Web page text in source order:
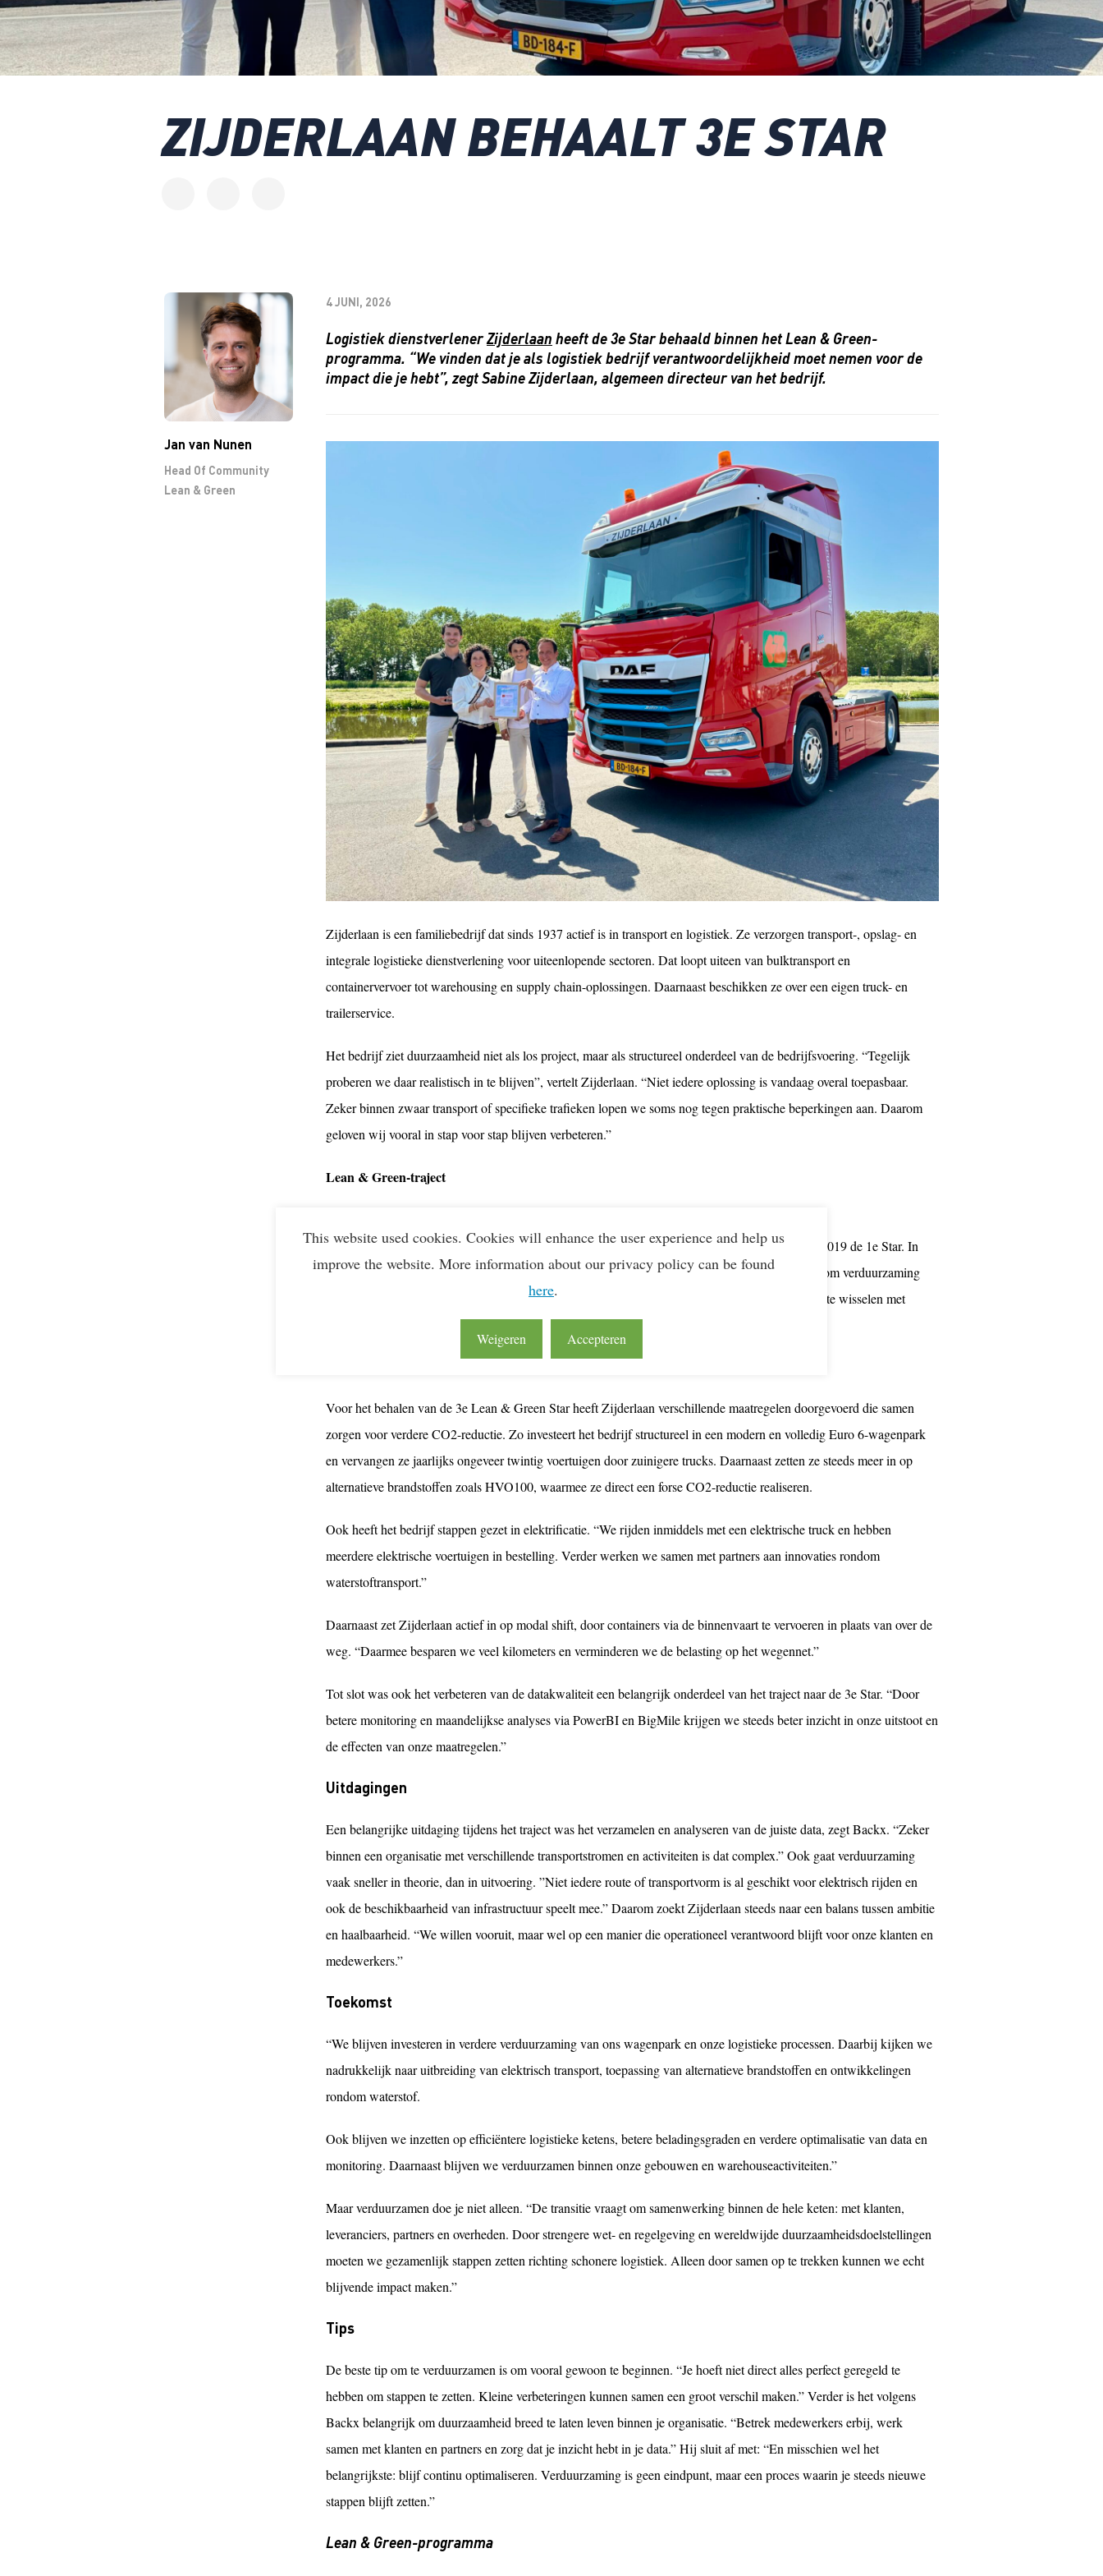
ZIJDERLAAN BEHAALT 3E STAR
Jan van Nunen
Head Of Community
Lean & Green
4 JUNI, 2026
Logistiek dienstverlenerZijderlaan heeft de 3e Star behaald binnen het Lean & Green-
programma. “We vinden dat je als logistiek bedrijf verantwoordelijkheid moet nemen voor de
impact die je hebt”, zegt Sabine Zijderlaan, algemeen directeur van het bedrijf.
Zijderlaan is een familiebedrijf dat sinds 1937 actief is in transport en logistiek. Ze verzorgen transport-, opslag- en
integrale logistieke dienstverlening voor uiteenlopende sectoren. Dat loopt uiteen van bulktransport en
containervervoer tot warehousing en supply chain-oplossingen. Daarnaast beschikken ze over een eigen truck- en
trailerservice.
Het bedrijf ziet duurzaamheid niet als los project, maar als structureel onderdeel van de bedrijfsvoering. “Tegelijk
proberen we daar realistisch in te blijven”, vertelt Zijderlaan. “Niet iedere oplossing is vandaag overal toepasbaar.
Zeker binnen zwaar transport of specifieke trafieken lopen we soms nog tegen praktische beperkingen aan. Daarom
geloven wij vooral in stap voor stap blijven verbeteren.”
Lean & Green-traject
duurzaamheidsadviseur. Zijderlaan is al sinds 2012 betrokken bij Lean & Green en behaalde in 2019 de 1e Star. In
2022 werd de 2e Star behaald en op 17 april 2026 officieel de 3e Star. “Lean & Green helpt ons om verduurzaming
concreet en meetbaar te maken. Daarnaast vinden we het waardevol om kennis en ervaringen uit te wisselen met
andere bedrijven binnen de sector.”
Voor het behalen van de 3e Lean & Green Star heeft Zijderlaan verschillende maatregelen doorgevoerd die samen
zorgen voor verdere CO2-reductie. Zo investeert het bedrijf structureel in een modern en volledig Euro 6-wagenpark
en vervangen ze jaarlijks ongeveer twintig voertuigen door zuinigere trucks. Daarnaast zetten ze steeds meer in op
alternatieve brandstoffen zoals HVO100, waarmee ze direct een forse CO2-reductie realiseren.
Ook heeft het bedrijf stappen gezet in elektrificatie. “We rijden inmiddels met een elektrische truck en hebben
meerdere elektrische voertuigen in bestelling. Verder werken we samen met partners aan innovaties rondom
waterstoftransport.”
Daarnaast zet Zijderlaan actief in op modal shift, door containers via de binnenvaart te vervoeren in plaats van over de
weg. “Daarmee besparen we veel kilometers en verminderen we de belasting op het wegennet.”
Tot slot was ook het verbeteren van de datakwaliteit een belangrijk onderdeel van het traject naar de 3e Star. “Door
betere monitoring en maandelijkse analyses via PowerBI en BigMile krijgen we steeds beter inzicht in onze uitstoot en
de effecten van onze maatregelen.”
Uitdagingen
Een belangrijke uitdaging tijdens het traject was het verzamelen en analyseren van de juiste data, zegt Backx. “Zeker
binnen een organisatie met verschillende transportstromen en activiteiten is dat complex.” Ook gaat verduurzaming
vaak sneller in theorie, dan in uitvoering. ”Niet iedere route of transportvorm is al geschikt voor elektrisch rijden en
ook de beschikbaarheid van infrastructuur speelt mee.” Daarom zoekt Zijderlaan steeds naar een balans tussen ambitie
en haalbaarheid. “We willen vooruit, maar wel op een manier die operationeel verantwoord blijft voor onze klanten en
medewerkers.”
Toekomst
“We blijven investeren in verdere verduurzaming van ons wagenpark en onze logistieke processen. Daarbij kijken we
nadrukkelijk naar uitbreiding van elektrisch transport, toepassing van alternatieve brandstoffen en ontwikkelingen
rondom waterstof.
Ook blijven we inzetten op efficiëntere logistieke ketens, betere beladingsgraden en verdere optimalisatie van data en
monitoring. Daarnaast blijven we verduurzamen binnen onze gebouwen en warehouseactiviteiten.”
Maar verduurzamen doe je niet alleen. “De transitie vraagt om samenwerking binnen de hele keten: met klanten,
leveranciers, partners en overheden. Door strengere wet- en regelgeving en wereldwijde duurzaamheidsdoelstellingen
moeten we gezamenlijk stappen zetten richting schonere logistiek. Alleen door samen op te trekken kunnen we echt
blijvende impact maken.”
Tips
De beste tip om te verduurzamen is om vooral gewoon te beginnen. “Je hoeft niet direct alles perfect geregeld te
hebben om stappen te zetten. Kleine verbeteringen kunnen samen een groot verschil maken.” Verder is het volgens
Backx belangrijk om duurzaamheid breed te laten leven binnen je organisatie. “Betrek medewerkers erbij, werk
samen met klanten en partners en zorg dat je inzicht hebt in je data.” Hij sluit af met: “En misschien wel het
belangrijkste: blijf continu optimaliseren. Verduurzaming is geen eindpunt, maar een proces waarin je steeds nieuwe
stappen blijft zetten.”
Lean & Green-programma
This website used cookies. Cookies will enhance the user experience and help us
improve the website. More information about our privacy policy can be found
here.
Weigeren Accepteren